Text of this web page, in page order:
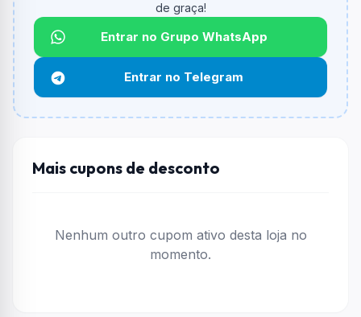
Qual é o desconto máximo?
Não informado ou sem limite.
Funciona em qualquer produto?
Não necessariamente. Depende de itens participantes
e alguns vendedores ou produtos especificos podem
de graça!
Entrar no Grupo WhatsApp
Entrar no Telegram
Mais cupons de desconto
Nenhum outro cupom ativo desta loja no
momento.